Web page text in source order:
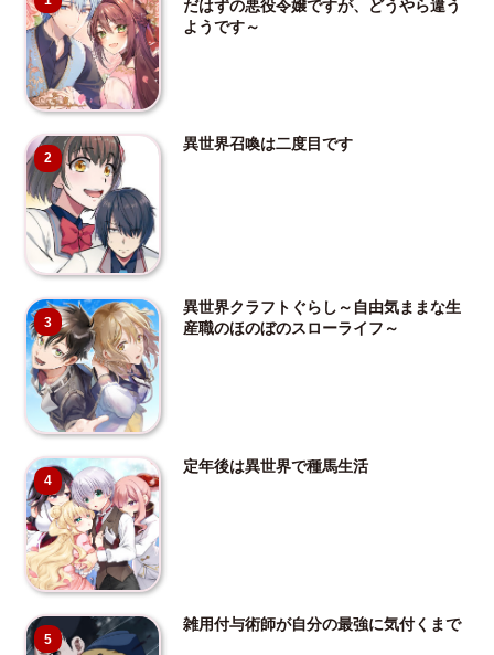
だはずの悪役令嬢ですが、どうやら違う
ようです～
2
異世界召喚は二度目です
3
異世界クラフトぐらし～自由気ままな生
産職のほのぼのスローライフ～
4
定年後は異世界で種馬生活
5
雑用付与術師が自分の最強に気付くまで